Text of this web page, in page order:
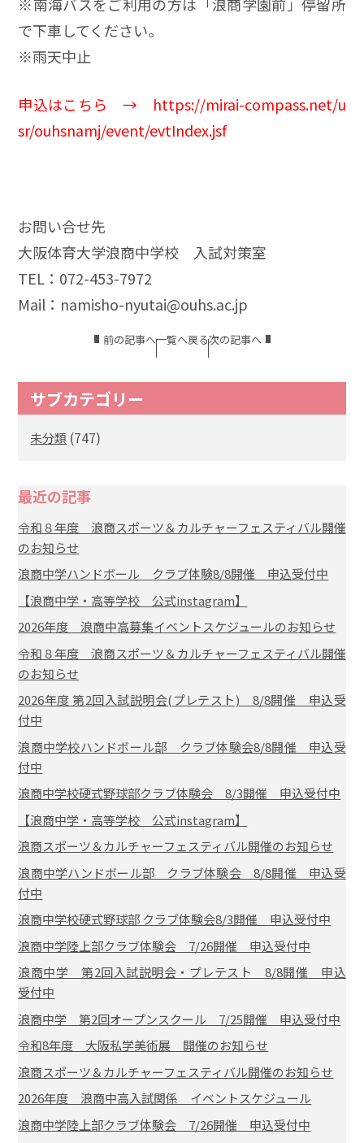
※南海バスをご利用の方は「浪商学園前」停留所
で下車してください。
※雨天中止
申込はこちら → https://mirai-compass.net/u
sr/ouhsnamj/event/evtIndex.jsf
お問い合せ先
大阪体育大学浪商中学校 入試対策室
TEL：072-453-7972
Mail：namisho-nyutai@ouhs.ac.jp
前の記事へ一覧へ戻る次の記事へ
サブカテゴリー
未分類 (747)
最近の記事
令和８年度 浪商スポーツ＆カルチャーフェスティバル開催
のお知らせ
浪商中学ハンドボール クラブ体験8/8開催 申込受付中
【浪商中学・高等学校 公式instagram】
2026年度 浪商中高募集イベントスケジュールのお知らせ
令和８年度 浪商スポーツ＆カルチャーフェスティバル開催
のお知らせ
2026年度 第2回入試説明会(プレテスト) 8/8開催 申込受
付中
浪商中学校ハンドボール部 クラブ体験会8/8開催 申込受
付中
浪商中学校硬式野球部クラブ体験会 8/3開催 申込受付中
【浪商中学・高等学校 公式instagram】
浪商スポーツ＆カルチャーフェスティバル開催のお知らせ
浪商中学ハンドボール部 クラブ体験会 8/8開催 申込受
付中
浪商中学校硬式野球部 クラブ体験会8/3開催 申込受付中
浪商中学陸上部クラブ体験会 7/26開催 申込受付中
浪商中学 第2回入試説明会・プレテスト 8/8開催 申込
受付中
浪商中学 第2回オープンスクール 7/25開催 申込受付中
令和8年度 大阪私学美術展 開催のお知らせ
浪商スポーツ＆カルチャーフェスティバル開催のお知らせ
2026年度 浪商中高入試関係 イベントスケジュール
浪商中学陸上部クラブ体験会 7/26開催 申込受付中